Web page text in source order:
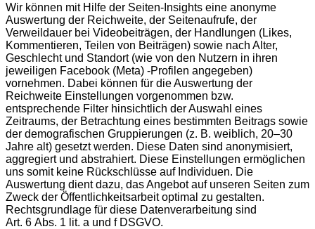
Wir können mit Hilfe der Seiten-Insights eine anonyme
Auswertung der Reichweite, der Seitenaufrufe, der
Verweildauer bei Videobeiträgen, der Handlungen (Likes,
Kommentieren, Teilen von Beiträgen) sowie nach Alter,
Geschlecht und Standort (wie von den Nutzern in ihren
jeweiligen Facebook (Meta) -Profilen angegeben)
vornehmen. Dabei können für die Auswertung der
Reichweite Einstellungen vorgenommen bzw.
entsprechende Filter hinsichtlich der Auswahl eines
Zeitraums, der Betrachtung eines bestimmten Beitrags sowie
der demografischen Gruppierungen (z. B. weiblich, 20–30
Jahre alt) gesetzt werden. Diese Daten sind anonymisiert,
aggregiert und abstrahiert. Diese Einstellungen ermöglichen
uns somit keine Rückschlüsse auf Individuen. Die
Auswertung dient dazu, das Angebot auf unseren Seiten zum
Zweck der Öffentlichkeitsarbeit optimal zu gestalten.
Rechtsgrundlage für diese Datenverarbeitung sind
Art. 6 Abs. 1 lit. a und f DSGVO.